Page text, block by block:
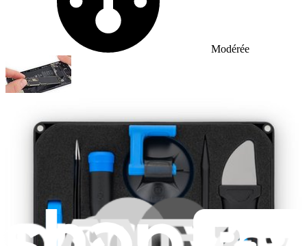
Modérée
Remplacement de la carte mère de l'iPhone 7
Utilisez ce tutoriel pour démonter ou remplacer...
Temps nécessaire :